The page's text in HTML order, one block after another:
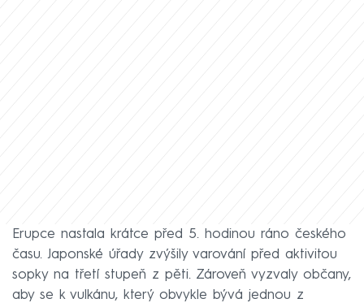
Erupce nastala krátce před 5. hodinou ráno českého
času. Japonské úřady zvýšily varování před aktivitou
sopky na třetí stupeň z pěti. Zároveň vyzvaly občany,
aby se k vulkánu, který obvykle bývá jednou z